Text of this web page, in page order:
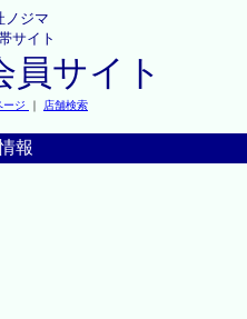
ノジマ
サイト
員サイト
ージ ｜ 店舗検索
報